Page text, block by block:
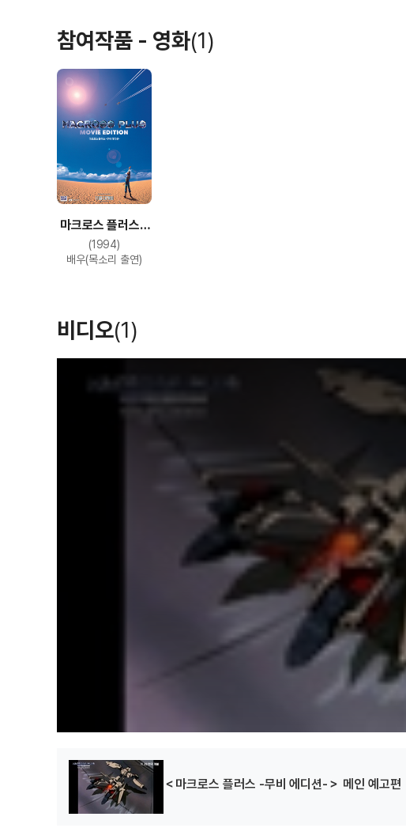
참여작품 - 영화(1)
마크로스 플러스 -
무비 에디션-
(1994)
배우(목소리 출연)
비디오(1)
＜마크로스 플러스 -무비 에디션-＞ 메인 예고편